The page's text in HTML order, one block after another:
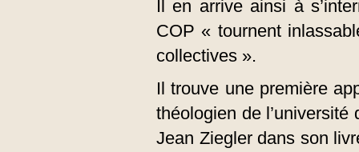
Il en arrive ainsi à
COP « tournent
collectives ».
Il trouve une première
théologien de
Jean Ziegler dans son